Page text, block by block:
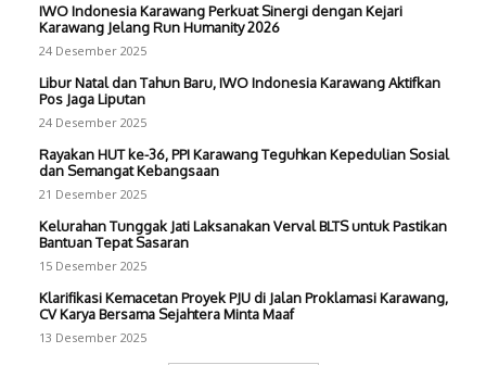
IWO Indonesia Karawang Perkuat Sinergi dengan Kejari
Karawang Jelang Run Humanity 2026
24 Desember 2025
Libur Natal dan Tahun Baru, IWO Indonesia Karawang Aktifkan
Pos Jaga Liputan
24 Desember 2025
Rayakan HUT ke-36, PPI Karawang Teguhkan Kepedulian Sosial
dan Semangat Kebangsaan
21 Desember 2025
Kelurahan Tunggak Jati Laksanakan Verval BLTS untuk Pastikan
Bantuan Tepat Sasaran
15 Desember 2025
Klarifikasi Kemacetan Proyek PJU di Jalan Proklamasi Karawang,
CV Karya Bersama Sejahtera Minta Maaf
13 Desember 2025